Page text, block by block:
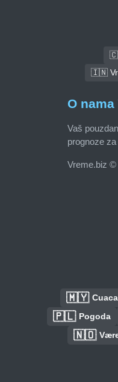
🇮🇳
O
Vaš
prognoze
Vreme.biz ©
🇲🇾 Cuaca
🇵🇱 Pogoda
🇳🇴